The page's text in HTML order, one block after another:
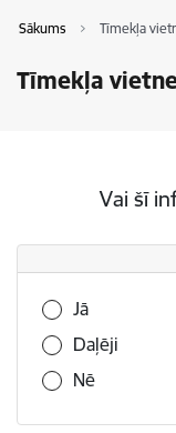
Sākums Tīmekļa
Tīmekļa
Vai šī
Vai šī
Jā
Daļēji
Nē